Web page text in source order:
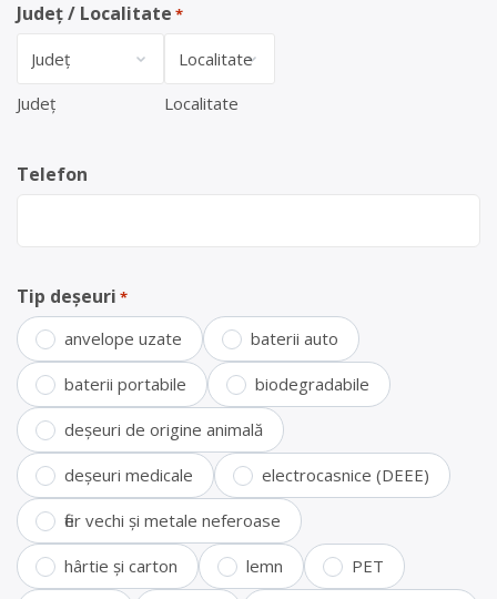
Județ / Localitate *
Județ Localitate
Telefon
Tip deșeuri *
anvelope uzate baterii auto
baterii portabile biodegradabile
deșeuri de origine animală
deșeuri medicale electrocasnice (DEEE)
fier vechi și metale neferoase
hârtie și carton lemn PET